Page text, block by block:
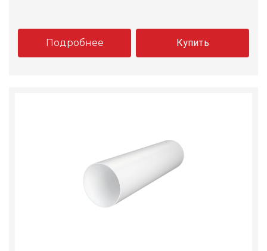
Подробнее Купить